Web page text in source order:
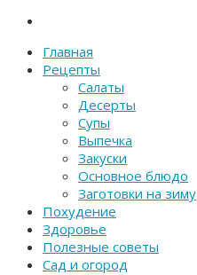
Главная
Рецепты
Салаты
Десерты
Супы
Выпечка
Закуски
Основное блюдо
Заготовки на зиму
Похудение
Здоровье
Полезные советы
Сад и огород